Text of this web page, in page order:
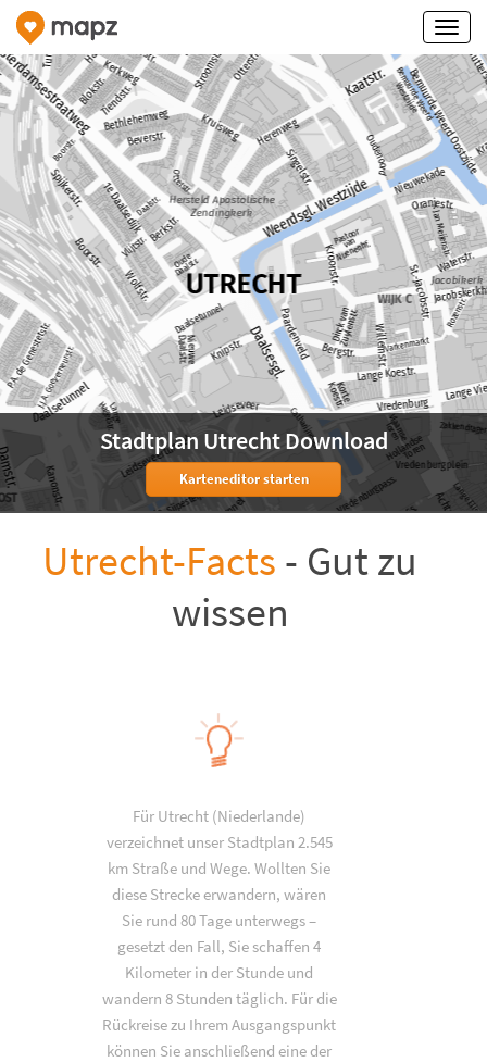
Stadtplan Utrecht Download
Karteneditor starten
Utrecht-Facts - Gut zu
wissen
Für Utrecht (Niederlande)
verzeichnet unser Stadtplan 2.545
km Straße und Wege. Wollten Sie
diese Strecke erwandern, wären
Sie rund 80 Tage unterwegs –
gesetzt den Fall, Sie schaffen 4
Kilometer in der Stunde und
wandern 8 Stunden täglich. Für die
Rückreise zu Ihrem Ausgangspunkt
können Sie anschließend eine der